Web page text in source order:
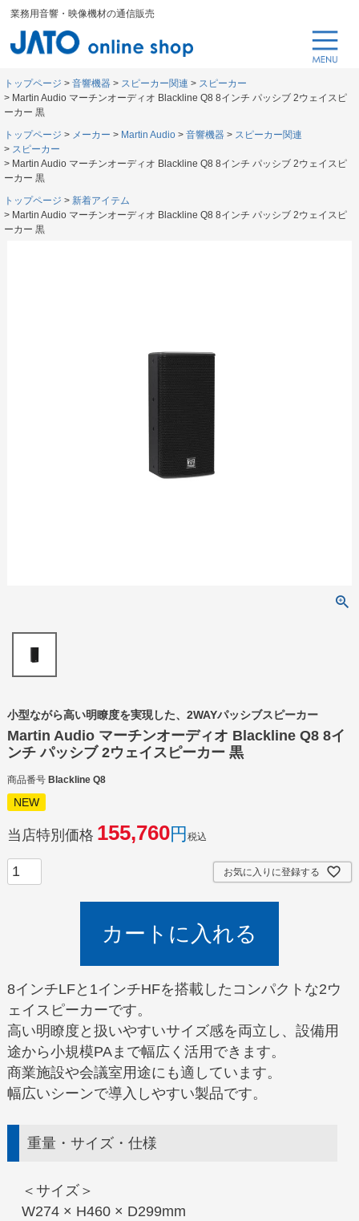
業務用音響・映像機材の通信販売
トップページ 音響機器 スピーカー関連
スピーカー
Martin Audio マーチンオーディオ Blackline Q8 8インチ パッシブ 2ウェイスピ
ーカー 黒
トップページ
メーカー Martin Audio 音響機器
スピーカー関連
スピーカー
Martin Audio マーチンオーディオ Blackline Q8 8インチ パッシブ 2ウェイスピ
ーカー 黒
トップページ
新着アイテム
Martin Audio マーチンオーディオ Blackline Q8 8インチ パッシブ 2ウェイスピ
ーカー 黒
小型ながら高い明瞭度を実現した、2WAYパッシブスピーカー
Martin Audio マーチンオーディオ Blackline Q8 8イ
ンチ パッシブ 2ウェイスピーカー 黒
商品番号 Blackline Q8
NEW
当店特別価格 155,760 税込
お気に入りに登録する
カートに入れる
8インチLFと1インチHFを搭載したコンパクトな2ウ
ェイスピーカーです。
高い明瞭度と扱いやすいサイズ感を両立し、設備用
途から小規模PAまで幅広く活用できます。
商業施設や会議室用途にも適しています。
幅広いシーンで導入しやすい製品です。
重量・サイズ・仕様
＜サイズ＞
W274 × H460 × D299mm